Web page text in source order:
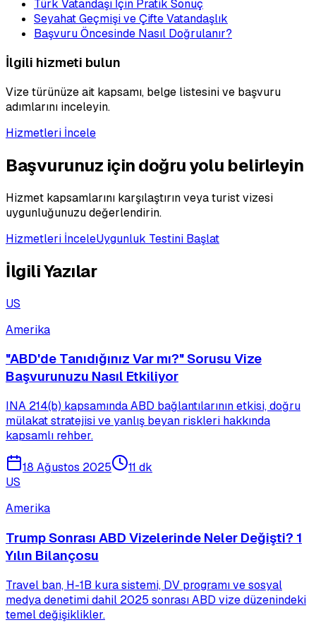
Türk Vatandaşı İçin Pratik Sonuç
Seyahat Geçmişi ve Çifte Vatandaşlık
Başvuru Öncesinde Nasıl Doğrulanır?
İlgili hizmeti bulun
Vize türünüze ait kapsamı, belge listesini ve başvuru
adımlarını inceleyin.
Hizmetleri İncele
Başvurunuz için doğru yolu belirleyin
Hizmet kapsamlarını karşılaştırın veya turist vizesi
uygunluğunuzu değerlendirin.
Hizmetleri İnceleUygunluk Testini Başlat
İlgili Yazılar
US
Amerika
"ABD'de Tanıdığınız Var mı?" Sorusu Vize
Başvurunuzu Nasıl Etkiliyor
INA 214(b) kapsamında ABD bağlantılarının etkisi, doğru
mülakat stratejisi ve yanlış beyan riskleri hakkında
kapsamlı rehber.
18 Ağustos 2025
11 dk
US
Amerika
Trump Sonrası ABD Vizelerinde Neler Değişti? 1
Yılın Bilançosu
Travel ban, H-1B kura sistemi, DV programı ve sosyal
medya denetimi dahil 2025 sonrası ABD vize düzenindeki
temel değişiklikler.